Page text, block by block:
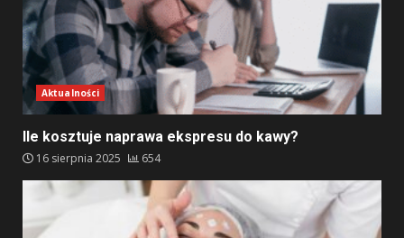
Aktualności
Ile kosztuje naprawa ekspresu do kawy?
16 sierpnia 2025 654